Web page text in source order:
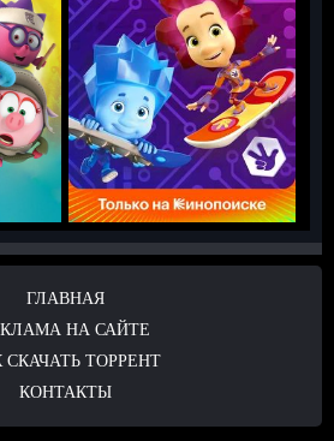
ГЛАВНАЯ
НА САЙТЕ
СКАЧАТЬ ТОРРЕНТ
КОНТАКТЫ